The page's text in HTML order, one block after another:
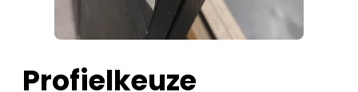
Profielkeuze